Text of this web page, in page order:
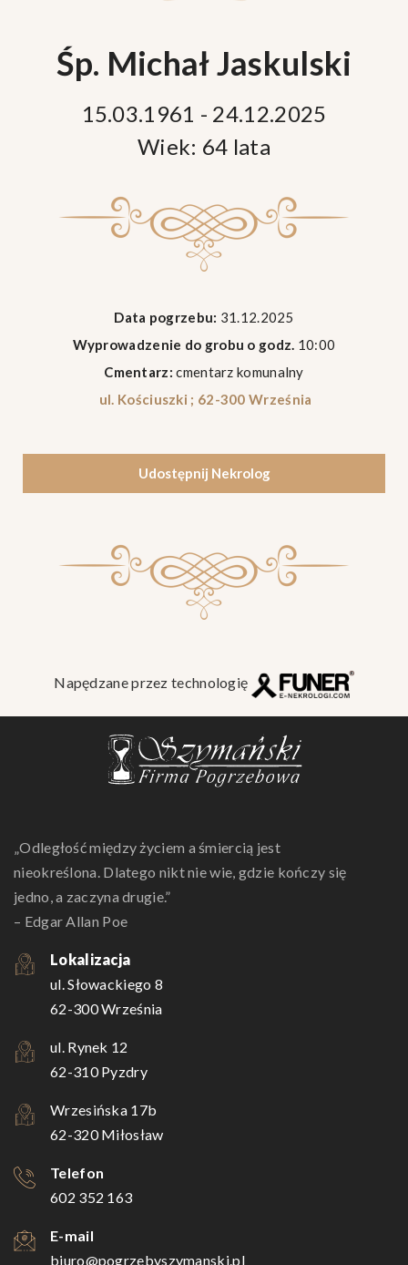
Śp. Michał Jaskulski
15.03.1961 - 24.12.2025
Wiek: 64 lata
Data pogrzebu: 31.12.2025
Wyprowadzenie do grobu o godz. 10:00
Cmentarz: cmentarz komunalny
ul. Kościuszki ; 62-300 Września
Udostępnij Nekrolog
Napędzane przez technologię
„Odległość między życiem a śmiercią jest
nieokreślona. Dlatego nikt nie wie, gdzie kończy się
jedno, a zaczyna drugie.”
– Edgar Allan Poe
Lokalizacja
ul. Słowackiego 8
62-300 Września
ul. Rynek 12
62-310 Pyzdry
Wrzesińska 17b
62-320 Miłosław
Telefon
602 352 163
E-mail
biuro@pogrzebyszymanski.pl